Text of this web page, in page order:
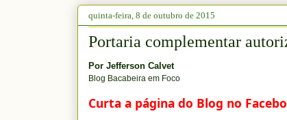
quinta-feira, 8 de outubro de 2015
Portaria complementar
Por Jefferson Calvet
Blog Bacabeira em Foco
Curta a página do Blog no